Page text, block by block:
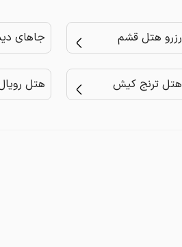
رزرو هتل قشم جاهای
هتل ترنج کیش هتل